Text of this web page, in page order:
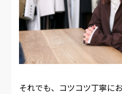
それでも、コツコツ丁寧に